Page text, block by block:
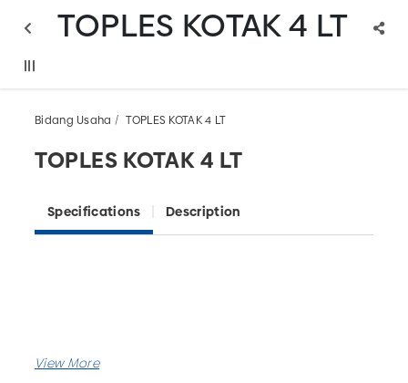
TOPLES KOTAK 4 LT
Bidang Usaha TOPLES KOTAK 4 LT
TOPLES KOTAK 4 LT
Specifications Description